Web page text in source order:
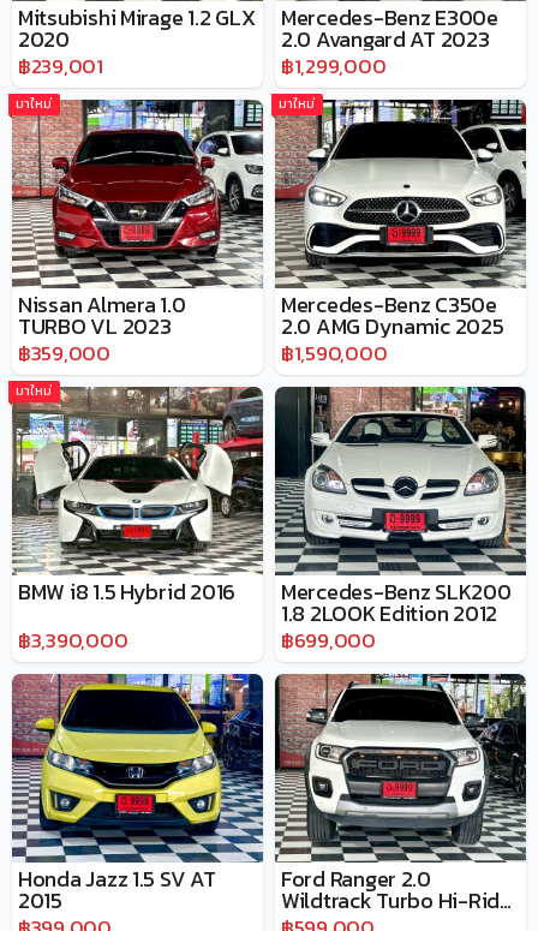
Mitsubishi Mirage 1.2 GLX
2020
฿239,001
Mercedes-Benz E300e
2.0 Avangard AT 2023
฿1,299,000
มาใหม่
Nissan Almera 1.0
TURBO VL 2023
฿359,000
มาใหม่
Mercedes-Benz C350e
2.0 AMG Dynamic 2025
฿1,590,000
มาใหม่
BMW i8 1.5 Hybrid 2016
฿3,390,000
Mercedes-Benz SLK200
1.8 2LOOK Edition 2012
฿699,000
Honda Jazz 1.5 SV AT
2015
Ford Ranger 2.0
Wildtrack Turbo Hi-Rider
2021